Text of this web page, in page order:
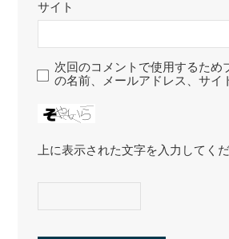
サイト
次回のコメントで使用するため
の名前、メールアドレス、サイ
上に表示された文字を入力してくだ